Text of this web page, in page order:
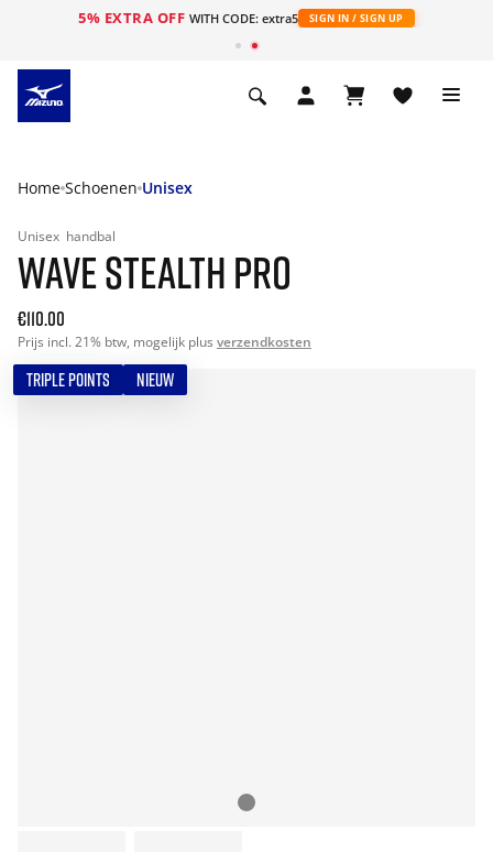
5% EXTRA OFF WITH CODE: extra5 SIGN IN / SIGN UP
Home Schoenen Unisex
Unisex handbal
WAVE STEALTH PRO
€110.00
Prijs incl. 21% btw, mogelijk plus verzendkosten
TRIPLE POINTS NIEUW